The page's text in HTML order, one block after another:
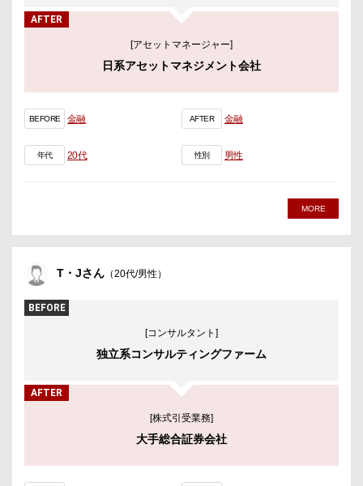
AFTER
[アセットマネージャー]
日系アセットマネジメント会社
BEFORE 金融 AFTER 金融
年代 20代 性別 男性
MORE
T・Jさん （20代/男性）
BEFORE
[コンサルタント]
独立系コンサルティングファーム
AFTER
[株式引受業務]
大手総合証券会社